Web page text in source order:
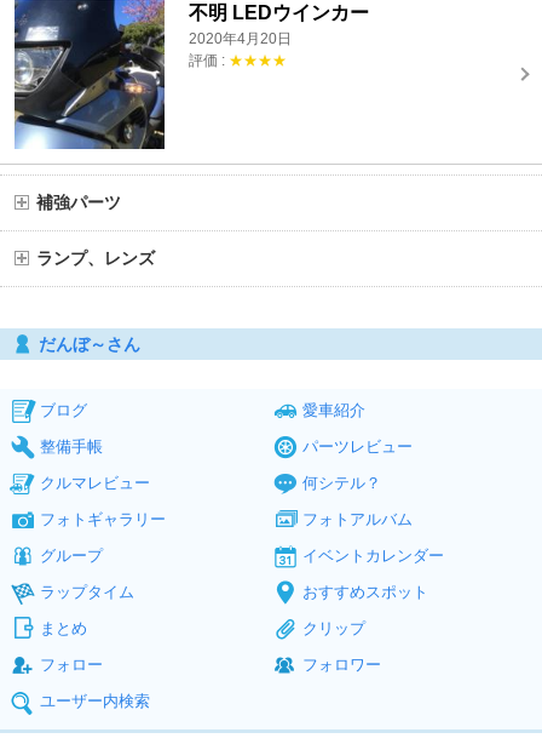
不明 LEDウインカー
2020年4月20日
評価 : ★★★★
補強パーツ
ランプ、レンズ
だんぼ～さん
ブログ
愛車紹介
整備手帳
パーツレビュー
クルマレビュー
何シテル？
フォトギャラリー
フォトアルバム
グループ
イベントカレンダー
ラップタイム
おすすめスポット
まとめ
クリップ
フォロー
フォロワー
ユーザー内検索